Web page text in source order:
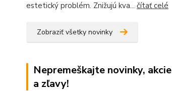
estetický problém. Znižujú kva... čítať celé
Zobraziť všetky novinky
Nepremeškajte novinky, akcie
a zľavy!